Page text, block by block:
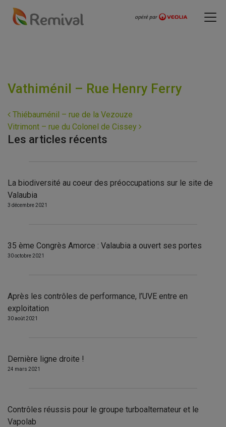
Vathiménil – Rue Henry Ferry
Navigation
Thiébauménil – rue de la Vezouze
Vitrimont – rue du Colonel de Cissey
Les articles récents
La biodiversité au coeur des préoccupations sur le site de
Valaubia
3 décembre 2021
35 ème Congrès Amorce : Valaubia a ouvert ses portes
30 octobre 2021
Après les contrôles de performance, l’UVE entre en
exploitation
30 août 2021
Dernière ligne droite !
24 mars 2021
Contrôles réussis pour le groupe turboalternateur et le
Vapolab